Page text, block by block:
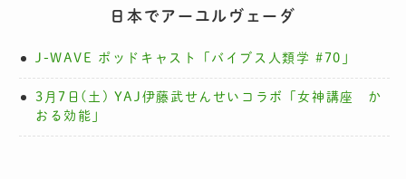
日本でアーユルヴェーダ
J-WAVE ポッドキャスト「バイブス人類学 #70」
3月7日(土) YAJ伊藤武せんせいコラボ「女神講座 か
おる効能」